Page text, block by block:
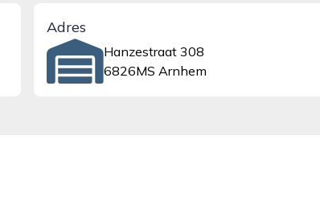
Adres
Hanzestraat 308
6826MS Arnhem